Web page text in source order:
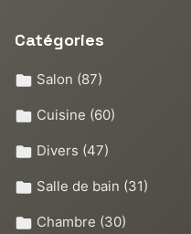
Catégories
Salon (87)
Cuisine (60)
Divers (47)
Salle de bain (31)
Chambre (30)